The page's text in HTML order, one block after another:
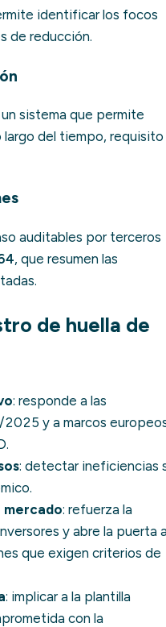
identificar los focos
de reducción.
sistema que permite
largo del tiempo, requisito
auditables por terceros
, que resumen las
de huella de
: responde a las
y a marcos
: detectar ineficiencias
mercado: refuerza la
y abre la puerta
que exigen criterios de
: implicar a la plantilla
con la